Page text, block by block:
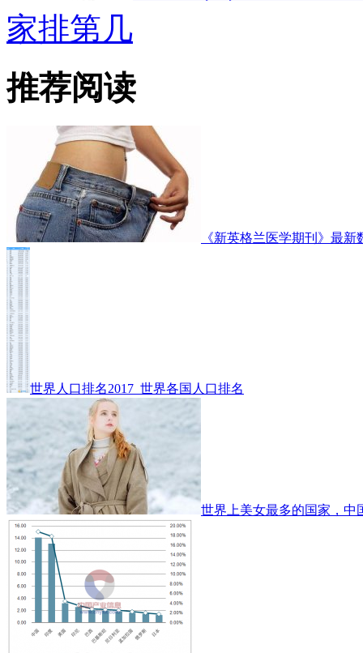
家排第几
推荐阅读
《新英格兰医学期刊》最
世界人口排名2017_世界各国人口排名
世界上美女最多的国家，中